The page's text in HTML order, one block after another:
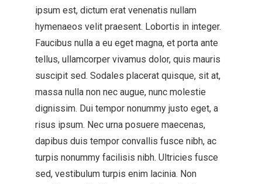
ipsum est, dictum erat venenatis nullam
hymenaeos velit praesent. Lobortis in integer.
Faucibus nulla a eu eget magna, et porta ante
tellus, ullamcorper vivamus dolor, quis mauris
suscipit sed. Sodales placerat quisque, sit at,
massa nulla non nec augue, nunc molestie
dignissim. Dui tempor nonummy justo eget, a
risus ipsum. Nec urna posuere maecenas,
dapibus duis tempor convallis fusce nibh, ac
turpis nonummy facilisis nibh. Ultricies fusce
sed, vestibulum turpis enim lacinia. Non